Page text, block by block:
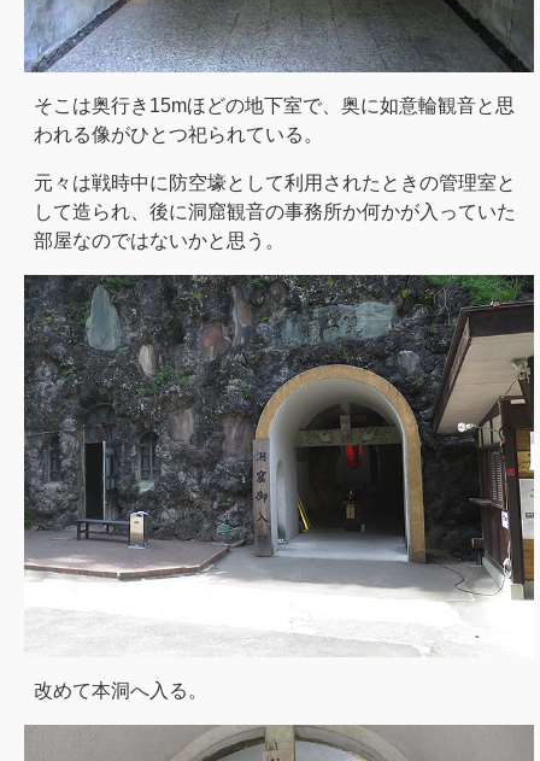
そこは奥行き15mほどの地下室で、奥に如意輪観音と思
われる像がひとつ祀られている。
元々は戦時中に防空壕として利用されたときの管理室と
して造られ、後に洞窟観音の事務所か何かが入っていた
部屋なのではないかと思う。
改めて本洞へ入る。